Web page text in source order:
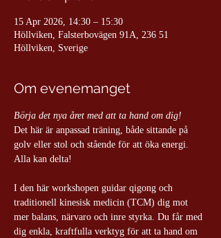
15 Apr 2026, 14:30 – 15:30
Höllviken, Falsterbovägen 91A, 236 51
Höllviken, Sverige
Om evenemanget
Börja det nya året med att ta hand om dig!
Det här är anpassad träning, både sittande på
golv eller stol och stående för att öka energi.
Alla kan delta!
I den här workshopen guidar qigong och
traditionell kinesisk medicin (TCM) dig mot
mer balans, närvaro och inre styrka. Du får med
dig enkla, kraftfulla verktyg för att ta hand om